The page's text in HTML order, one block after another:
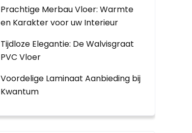
Prachtige Merbau Vloer: Warmte
en Karakter voor uw Interieur
Tijdloze Elegantie: De Walvisgraat
PVC Vloer
Voordelige Laminaat Aanbieding bij
Kwantum